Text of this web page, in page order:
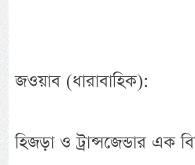
জওয়াব (ধারাবাহিক):
হিজড়া ও ট্রান্সজেন্ডার এক